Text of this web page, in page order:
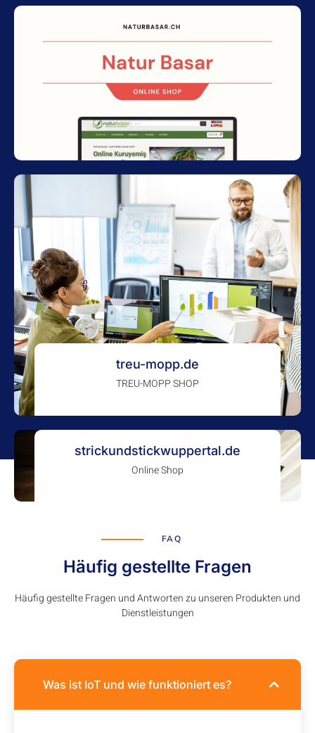
treu-mopp.de
TREU-MOPP SHOP
strickundstickwuppertal.de
Online Shop
FAQ
Häufig gestellte Fragen
Häufig gestellte Fragen und Antworten zu unseren Produkten und
Dienstleistungen
Was ist IoT und wie funktioniert es?